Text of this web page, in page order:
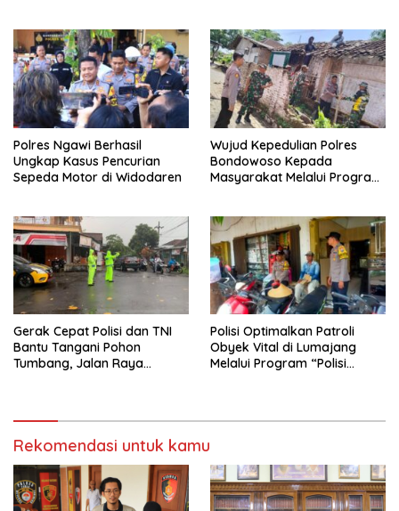
Polres Ngawi Berhasil
Ungkap Kasus Pencurian
Sepeda Motor di Widodaren
Wujud Kepedulian Polres
Bondowoso Kepada
Masyarakat Melalui Program
Gerak Cepat Polisi dan TNI
Bantu Tangani Pohon
Tumbang, Jalan Raya
Polisi Optimalkan Patroli
Obyek Vital di Lumajang
Melalui Program “Polisi
Rekomendasi untuk kamu